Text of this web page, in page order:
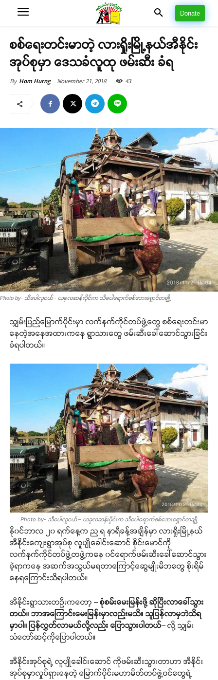
Donate
စစ်ရေးတင်းမာတဲ့ လားရှိုးမြို့နယ်အီနိုင်း
အုပ်စုမှာ ဒေသခံလူထု ဖမ်းဆီး ခံရ
By Hom Hurng November 21, 2018 43
Photo by- သီပေါလူငယ် - ယခုလဆန်းပိုင်းက သီပေါရောက်စစ်ဘေးရှောင်တချို့
သျှမ်းပြည်မြောက်ပိုင်းမှာ လက်နက်ကိုင်တပ်ဖွဲ့တွေ စစ်ရေးတင်းမာ
နေတဲ့အနေအထားကနေ ရွာသားတွေ ဖမ်းဆီးခေါ်ဆောင်သွားခြင်း
ခံရပါတယ်။
Photo by- သီပေါလူငယ် – ယခုလဆန်းပိုင်းက သီပေါရောက်စစ်ဘေးရှောင်တချို့
နို၀င်ဘာလ ၂၀ ရက်နေ့က ည ရ နာရီခန့်အချိန်မှာ လားရှိုးမြို့နယ်
အီနိုင်းကျေးရွာအုပ်စု လူပျိုခေါင်းဆောင် စိုင်းမောင်ကို
လက်နက်ကိုင်တပ်ဖွဲ့တဖွဲ့ကနေ ၀င်ရောက်ဖမ်းဆီးခေါ်ဆောင်သွား
ခဲ့ရာကနေ အဆက်အသွယ်မရတာကြောင့်ဆွေမျိုးမိဘတွေ စိုးရိမ်
နေရကြောင်းသိရပါတယ်။
အီနိုင်းရွာသားတဦးကတော့ –စုံစမ်းမေးမြန်းဖို့ ဆိုပြီးလာခေါ်သွား
တယ်။ ဘာအကြောင်းမေးမြန်းမှာလည်းမသိ။ သူပြန်လာမှဘဲသိရ
မှာပါ။ ပြန်လွှတ်လာမယ်လို့လည်း ပြောသွားပါတယ်– လို့ သျှမ်း
သံတော်ဆင့်ကိုပြောပါတယ်။
အီနိုင်းအုပ်စုရဲ့ လူပျိုခေါင်းဆောင် ကိုဖမ်းဆီးသွားတာဟာ အီနိုင်း
အုပ်စုမှာလှုပ်ရှားနေတဲ့ မြောက်ပိုင်းမဟာမိတ်တပ်ဖွဲ့ဝင်တွေရဲ့